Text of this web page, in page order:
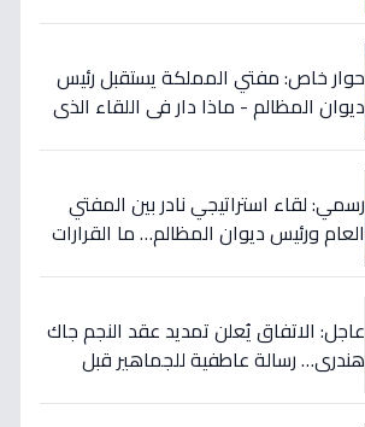
حوار خاص: مفتي المملكة يستقبل رئيس
ديوان المظالم - ماذا دار في اللقاء الذي
رسمي: لقاء استراتيجي نادر بين المفتي
العام ورئيس ديوان المظالم… ما القرارات
عاجل: الاتفاق يُعلن تمديد عقد النجم جاك
هندري… رسالة عاطفية للجماهير قبل